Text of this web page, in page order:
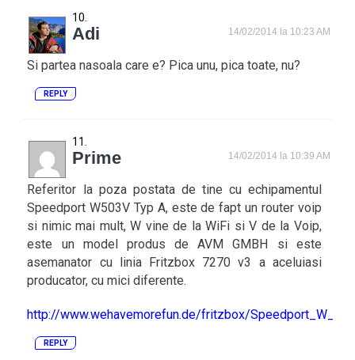
Adi 14/02/2014 la 10:23 AM
Si partea nasoala care e? Pica unu, pica toate, nu?
REPLY
Prime 14/02/2014 la 10:39 AM
Referitor la poza postata de tine cu echipamentul
Speedport W503V Typ A, este de fapt un router voip
si nimic mai mult, W vine de la WiFi si V de la Voip,
este un model produs de AVM GMBH si este
asemanator cu linia Fritzbox 7270 v3 a aceluiasi
producator, cu mici diferente.
http://www.wehavemorefun.de/fritzbox/
REPLY